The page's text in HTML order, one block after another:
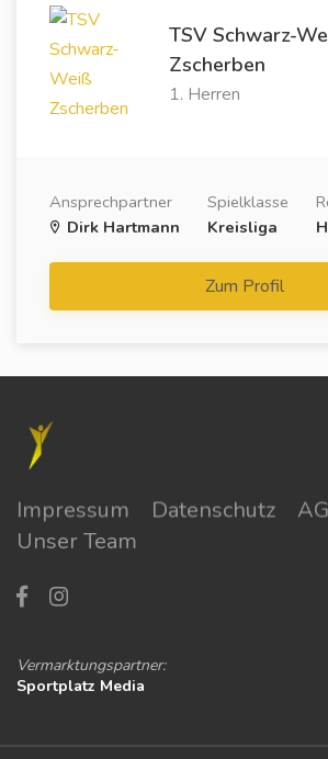
TSV Schwarz-
Zscherben
1. Herren
Ansprechpartner
Dirk Hartmann
Spielklasse
Kreisliga
Zum Profil
Impressum Datenschutz
Unser Team
Vermarktungspartner:
Sportplatz Media